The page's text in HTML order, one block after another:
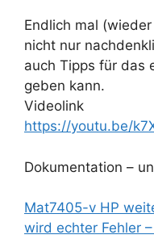
Endlich mal
nicht nur
auch Tipps für das
geben kann.
Videolink
https://youtu.be/
Dokumentation –
Mat7405-v HP
wird echter Fehler